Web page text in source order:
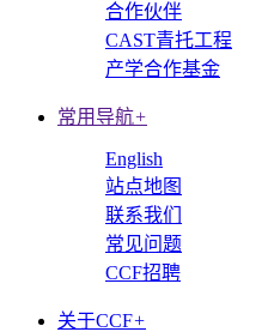
合作伙伴
CAST青托工程
产学合作基金
常用导航+
English
站点地图
联系我们
常见问题
CCF招聘
关于CCF+